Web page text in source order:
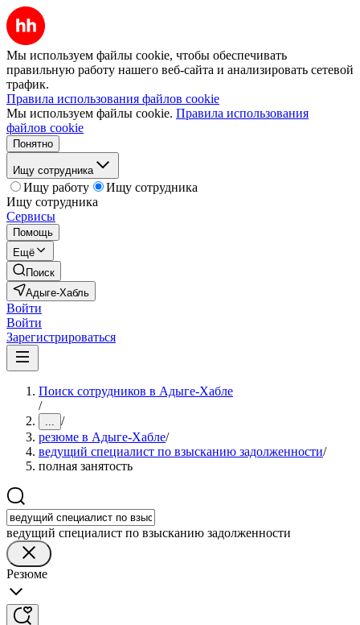
Мы используем файлы cookie, чтобы обеспечивать
правильную работу нашего веб-сайта и анализировать сетевой
трафик.
Правила использования файлов cookie
Мы используем файлы cookie. Правила использования
файлов cookie
Понятно
Ищу сотрудника
Ищу работу
Ищу сотрудника
Ищу сотрудника
Сервисы
Помощь
Ещё
Поиск
Адыге-Хабль
Войти
Войти
Зарегистрироваться
Поиск сотрудников в Адыге-Хабле
/
... /
резюме в Адыге-Хабле/
ведущий специалист по взысканию задолженности/
полная занятость
ведущий специалист по взысканию задолженности
Резюме